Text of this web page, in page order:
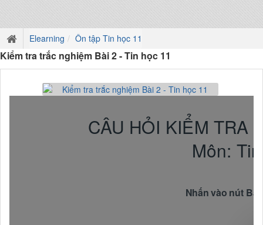
Elearning Ôn tập Tin học 11
Kiểm tra trắc nghiệm Bài 2 - Tin học 11